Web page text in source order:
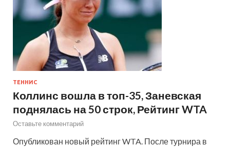
ТЕННИС
Коллинс вошла в топ-35, Заневская
поднялась на 50 строк, Рейтинг WTA
Оставьте комментарий
Опубликован новый рейтинг WTA. После турнира в